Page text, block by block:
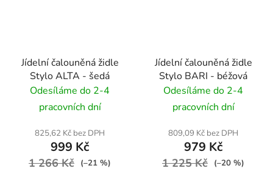
Jídelní čalouněná židle
Stylo ALTA - šedá
Odesíláme do 2-4
pracovních dní
825,62 Kč bez DPH
999 Kč
1 266 Kč (–21 %)
Jídelní čalouněná židle
Stylo BARI - béžová
Odesíláme do 2-4
pracovních dní
809,09 Kč bez DPH
979 Kč
1 225 Kč (–20 %)